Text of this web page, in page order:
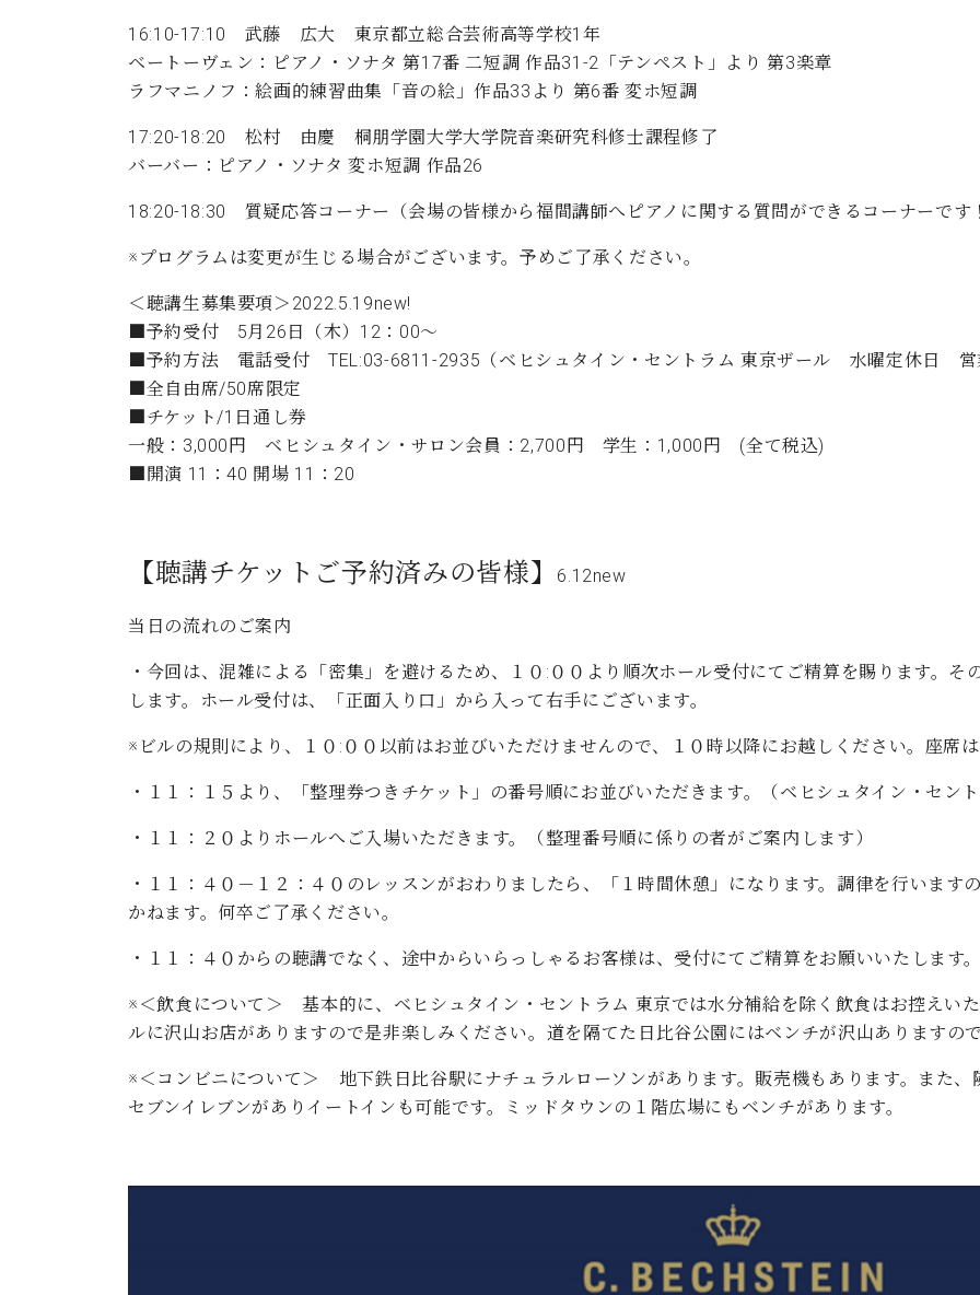
16:10-17:10 武藤 広大 東京都立総合芸術高等学校1年
ベートーヴェン：ピアノ・ソナタ 第17番 二短調 作品31-2「テンペスト」より 第3楽章
ラフマニノフ：絵画的練習曲集「音の絵」作品33より 第6番 変ホ短調
17:20-18:20 松村 由慶 桐朋学園大学大学院音楽研究科修士課程修了
バーバー：ピアノ・ソナタ 変ホ短調 作品26
18:20-18:30 質疑応答コーナー（会場の皆様から福間講師へピアノに関する質問ができるコーナーです
※プログラムは変更が生じる場合がございます。予めご了承ください。
＜聴講生募集要項＞2022.5.19new!
■予約受付 5月26日（木）12：00～
■予約方法 電話受付 TEL:03-6811-2935（ベヒシュタイン・セントラム 東京ザール 水曜定休日 営
■全自由席/50席限定
■チケット/1日通し券
一般：3,000円 ベヒシュタイン・サロン会員：2,700円 学生：1,000円 (全て税込)
■開演 11：40 開場 11：20
【聴講チケットご予約済みの皆様】 6.12new
当日の流れのご案内
・今回は、混雑による「密集」を避けるため、１０:００より順次ホール受付にてご精算を賜ります。
します。ホール受付は、「正面入り口」から入って右手にございます。
※ビルの規則により、１０:００以前はお並びいただけませんので、１０時以降にお越しください。座席
・１１：１５より、「整理券つきチケット」の番号順にお並びいただきます。（ベヒシュタイン・セン
・１１：２０よりホールへご入場いただきます。（整理番号順に係りの者がご案内します）
・１１：４０－１２：４０のレッスンがおわりましたら、「１時間休憩」になります。調律を行います
かねます。何卒ご了承ください。
・１１：４０からの聴講でなく、途中からいらっしゃるお客様は、受付にてご精算をお願いいたします
※＜飲食について＞ 基本的に、ベヒシュタイン・セントラム 東京では水分補給を除く飲食はお控えい
ルに沢山お店がありますので是非楽しみください。道を隔てた日比谷公園にはベンチが沢山ありますの
※＜コンビニについて＞ 地下鉄日比谷駅にナチュラルローソンがあります。販売機もあります。また
セブンイレブンがありイートインも可能です。ミッドタウンの１階広場にもベンチがあります。